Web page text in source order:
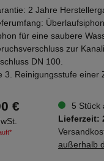
2 Jahre
für eine saubere
zur
DN 100.
3. Reinigungsstufe einer
€
5 Stück
Lieferzeit:
außerhalb